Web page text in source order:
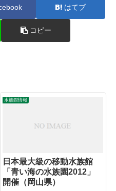
はてブ
コピー
水族館情報
日本最大級の移動水族館
「青い海の水族園2012」
開催（岡山県）